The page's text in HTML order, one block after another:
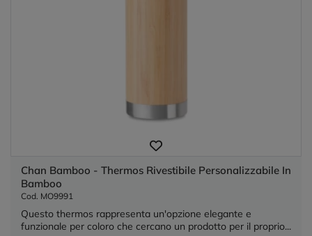
Chan Bamboo - Thermos Rivestibile Personalizzabile In
Bamboo
Cod. MO9991
Questo thermos rappresenta un'opzione elegante e
funzionale per coloro che cercano un prodotto per il proprio...